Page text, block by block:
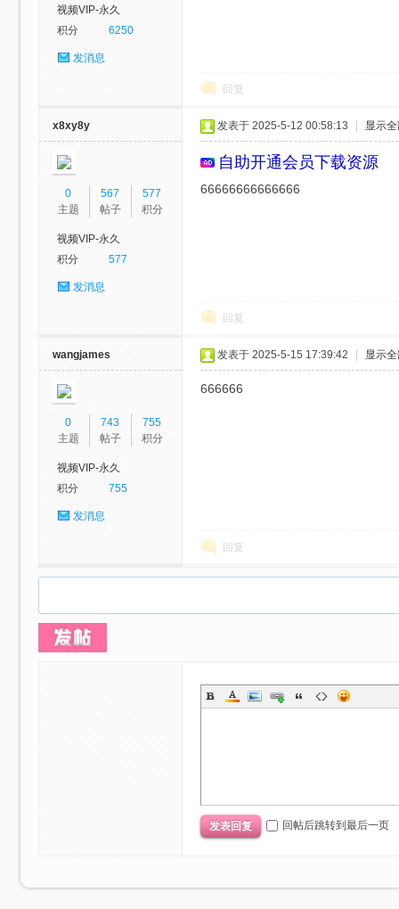
视频VIP-永久
积分
6250
发消息
回复
x8xy8y
0
主题
567
帖子
577
积分
视频VIP-永久
积分
577
发消息
发表于 2025-5-12 00:58:13 显示
自助开通会员下载资源
66666666666666
回复
wangjames
0
主题
743
帖子
755
积分
视频VIP-永久
积分
755
发消息
发表于 2025-5-15 17:39:42 显示
666666
回复
发表回复 回帖后跳转到最后一页